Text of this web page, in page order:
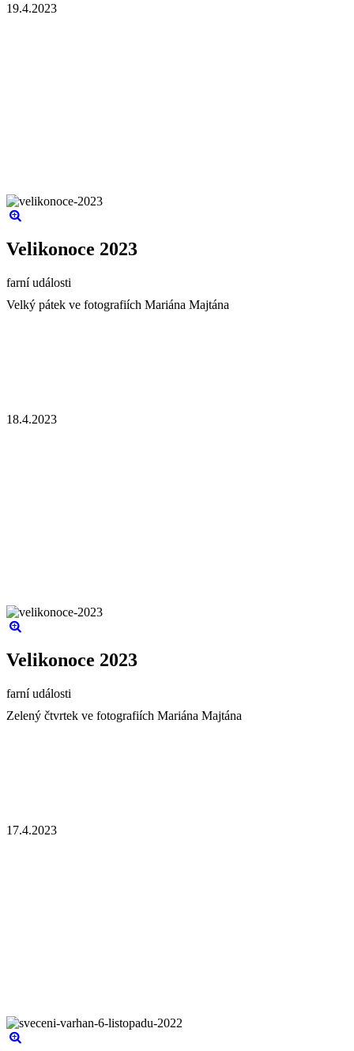
19.4.2023
Velikonoce 2023
farní události
Velký pátek ve fotografiích Mariána Majtána
18.4.2023
Velikonoce 2023
farní události
Zelený čtvrtek ve fotografiích Mariána Majtána
17.4.2023